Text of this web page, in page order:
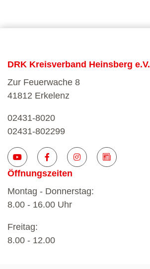
DRK Kreisverband Heinsberg e.V.
Zur Feuerwache 8
41812 Erkelenz
02431-8020
02431-802299
Öffnungszeiten
Montag - Donnerstag:
8.00 - 16.00 Uhr
Freitag:
8.00 - 12.00